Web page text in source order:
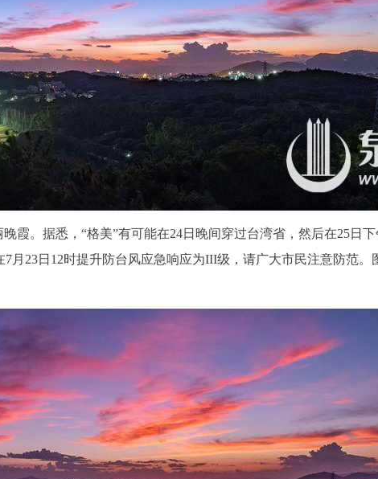
霞。据悉，“格美”有可能在24日晚间穿过台湾省，然后在25日
月23日12时提升防台风应急响应为III级，请广大市民注意防范